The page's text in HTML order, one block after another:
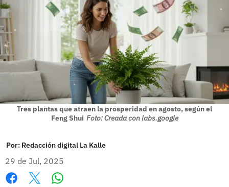
Tres plantas que atraen la prosperidad en agosto, según el
Feng Shui Foto: Creada con labs.google
Por: Redacción digital La Kalle
29 de Jul, 2025